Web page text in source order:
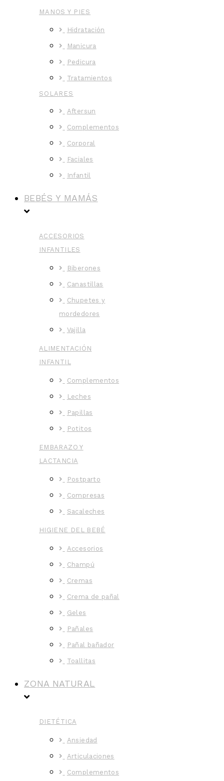
MANOS Y PIES
Hidratación
Manicura
Pedicura
Tratamientos
SOLARES
Aftersun
Complementos
Corporal
Faciales
Infantil
BEBÉS Y MAMÁS
ACCESORIOS
INFANTILES
Biberones
Canastillas
Chupetes y
mordedores
Vajilla
ALIMENTACIÓN
INFANTIL
Complementos
Leches
Papillas
Potitos
EMBARAZO Y
LACTANCIA
Postparto
Compresas
Sacaleches
HIGIENE DEL BEBÉ
Accesorios
Champú
Cremas
Crema de pañal
Geles
Pañales
Pañal bañador
Toallitas
ZONA NATURAL
DIETÉTICA
Ansiedad
Articulaciones
Complementos